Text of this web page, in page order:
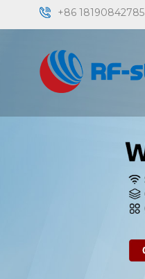
+86 18190842785